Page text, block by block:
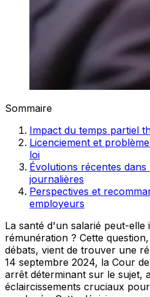
Sommaire
Impact du temps partiel
Licenciement et
loi
Évolutions récentes
journalières
Perspectives et
employeurs
La santé d'un salarié peut-elle
rémunération ? Cette
débats, vient de trouver une
14 septembre 2024, la Cour
arrêt déterminant sur le sujet,
éclaircissements cruciaux